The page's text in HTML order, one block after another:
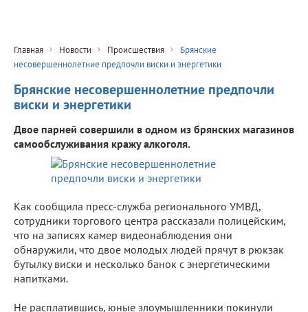
Главная Новости Происшествия
Брянские
несовершеннолетние предпочли виски и энергетики
Брянские несовершеннолетние предпочли
виски и энергетики
Двое парней совершили в одном из брянских магазинов
самообслуживания кражу алкоголя.
Как сообщила пресс-служба регионального УМВД,
сотрудники торгового центра рассказали полицейским,
что на записях камер видеонаблюдения они
обнаружили, что двое молодых людей прячут в рюкзак
бутылку виски и несколько банок с энергетическими
напитками.
Не расплатившись, юные злоумышленники покинули